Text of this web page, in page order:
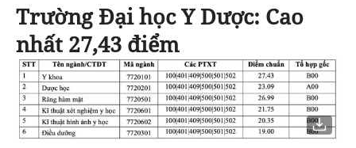
Trường Đại học Y Dược: Cao
nhất 27,43 điểm